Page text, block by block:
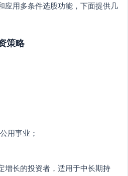
应用多条件选股功能，下面提供几
策略
用事业；
增长的投资者，适用于中长期持